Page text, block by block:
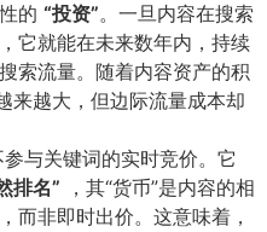
的 ​“投资”​​。一旦内容在搜索
它就能在未来数年内，持续
索流量。随着内容资产的积
来越大，但边际流量成本却
参与关键词的实时竞价。它
排名”​ ，其“货币”是内容的相
而非即时出价。这意味着，